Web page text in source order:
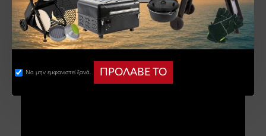
ΠΡΟΛΑΒΕ ΤΟ
Να μην εμφανιστεί ξανά.